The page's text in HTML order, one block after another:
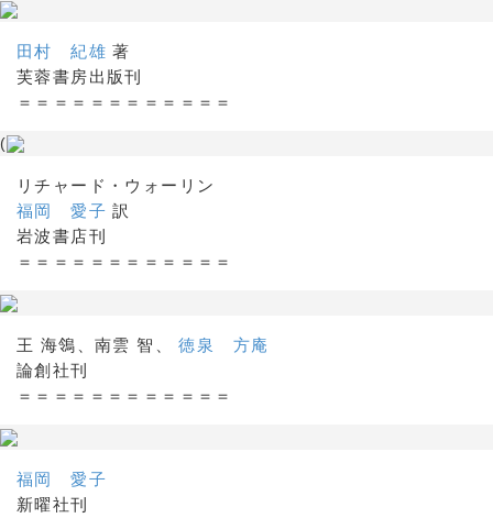
田村 紀雄 著
芙蓉書房出版刊
＝＝＝＝＝＝＝＝＝＝＝＝
(
リチャード・ウォーリン
福岡 愛子 訳
岩波書店刊
＝＝＝＝＝＝＝＝＝＝＝＝
王 海鴒、南雲 智、徳泉 方庵
論創社刊
＝＝＝＝＝＝＝＝＝＝＝＝
福岡 愛子
新曜社刊